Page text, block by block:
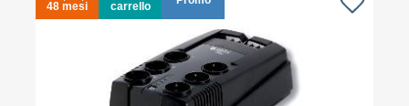
48 mesi
carrello